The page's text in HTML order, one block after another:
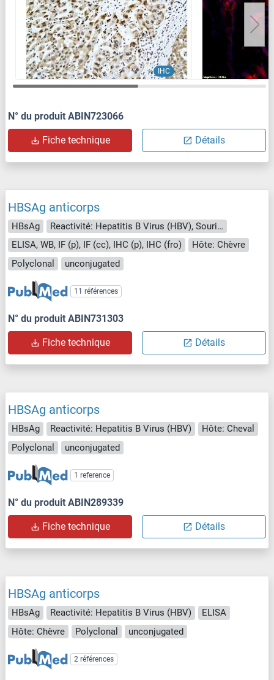
IHC
N° du produit ABIN723066
Fiche technique Détails
HBSAg anticorps
HBsAg
Reactivité: Hepatitis B Virus (HBV), Souris, Rat, Virus
ELISA, WB, IF (p), IF (cc), IHC (p), IHC (fro)
Hôte: Chèvre
Polyclonal
unconjugated
11 références
N° du produit ABIN731303
Fiche technique Détails
HBSAg anticorps
HBsAg Reactivité: Hepatitis B Virus (HBV)
Hôte: Cheval
Polyclonal
unconjugated
1 reference
N° du produit ABIN289339
Fiche technique Détails
HBSAg anticorps
HBsAg Reactivité: Hepatitis B Virus (HBV)
ELISA
Hôte: Chèvre
Polyclonal unconjugated
2 références